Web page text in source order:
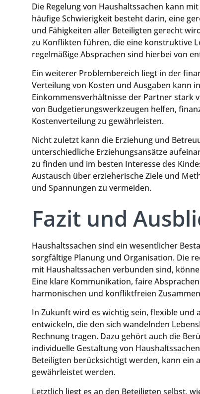
Die Regelung von Haushaltssachen kann
häufige Schwierigkeit besteht darin, eine
und Fähigkeiten aller Beteiligten gerecht
zu Konflikten führen, die eine konstruktive
regelmäßige Absprachen sind hierbei von
Ein weiterer Problembereich liegt in der
Verteilung von Kosten und Ausgaben kann
Einkommensverhältnisse der Partner stark
von Budgetierungswerkzeugen helfen,
Kostenverteilung zu gewährleisten.
Nicht zuletzt kann die Erziehung und
unterschiedliche Erziehungsansätze
zu finden und im besten Interesse des
Austausch über erzieherische Ziele und
und Spannungen zu vermeiden.
Fazit und
Haushaltssachen sind ein wesentlicher
sorgfältige Planung und Organisation. Die
mit Haushaltssachen verbunden sind,
Eine klare Kommunikation, faire
harmonischen und konfliktfreien
In Zukunft wird es wichtig sein, flexible und
entwickeln, die den sich wandelnden
Rechnung tragen. Dazu gehört auch die
individuelle Gestaltung von
Beteiligten berücksichtigt werden, kann ein
gewährleistet werden.
Letztlich liegt es an den Beteiligten selbst,